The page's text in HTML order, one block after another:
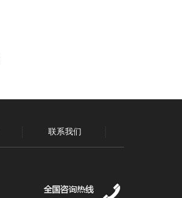
联系我们